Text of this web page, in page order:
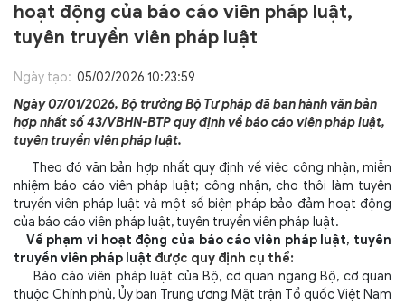
hoạt động của báo cáo viên pháp luật,
tuyên truyền viên pháp luật
Ngày tạo: 05/02/2026 10:23:59
Ngày 07/01/2026, Bộ trưởng Bộ Tư pháp đã ban hành văn bản
hợp nhất số 43/VBHN-BTP quy định về báo cáo viên pháp luật,
tuyên truyền viên pháp luật.
Theo đó văn bản hợp nhất quy định về việc công nhận, miễn
nhiệm báo cáo viên pháp luật; công nhận, cho thôi làm tuyên
truyền viên pháp luật và một số biện pháp bảo đảm hoạt động
của báo cáo viên pháp luật, tuyên truyền viên pháp luật.
Về phạm vi hoạt động của báo cáo viên pháp luật, tuyên
truyền viên pháp luật được quy định cụ thể:
Báo cáo viên pháp luật của Bộ, cơ quan ngang Bộ, cơ quan
thuộc Chính phủ, Ủy ban Trung ương Mặt trận Tổ quốc Việt Nam